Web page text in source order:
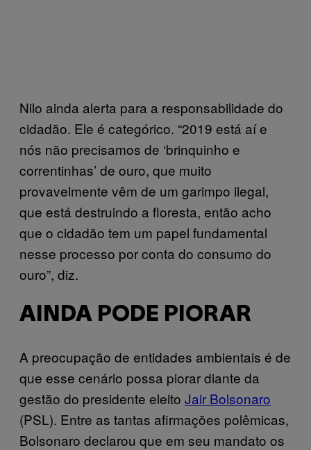
Nilo ainda alerta para a responsabilidade do
cidadão. Ele é categórico. “2019 está aí e
nós não precisamos de ‘brinquinho e
correntinhas’ de ouro, que muito
provavelmente vêm de um garimpo ilegal,
que está destruindo a floresta, então acho
que o cidadão tem um papel fundamental
nesse processo por conta do consumo do
ouro”, diz.
AINDA PODE PIORAR
A preocupação de entidades ambientais é de
que esse cenário possa piorar diante da
gestão do presidente eleito Jair Bolsonaro
(PSL). Entre as tantas afirmações polêmicas,
Bolsonaro declarou que em seu mandato os